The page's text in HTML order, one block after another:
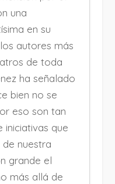
una
en su
autores más
de toda
ha señalado
bien no se
eso son tan
que
nuestra
grande el
más allá de